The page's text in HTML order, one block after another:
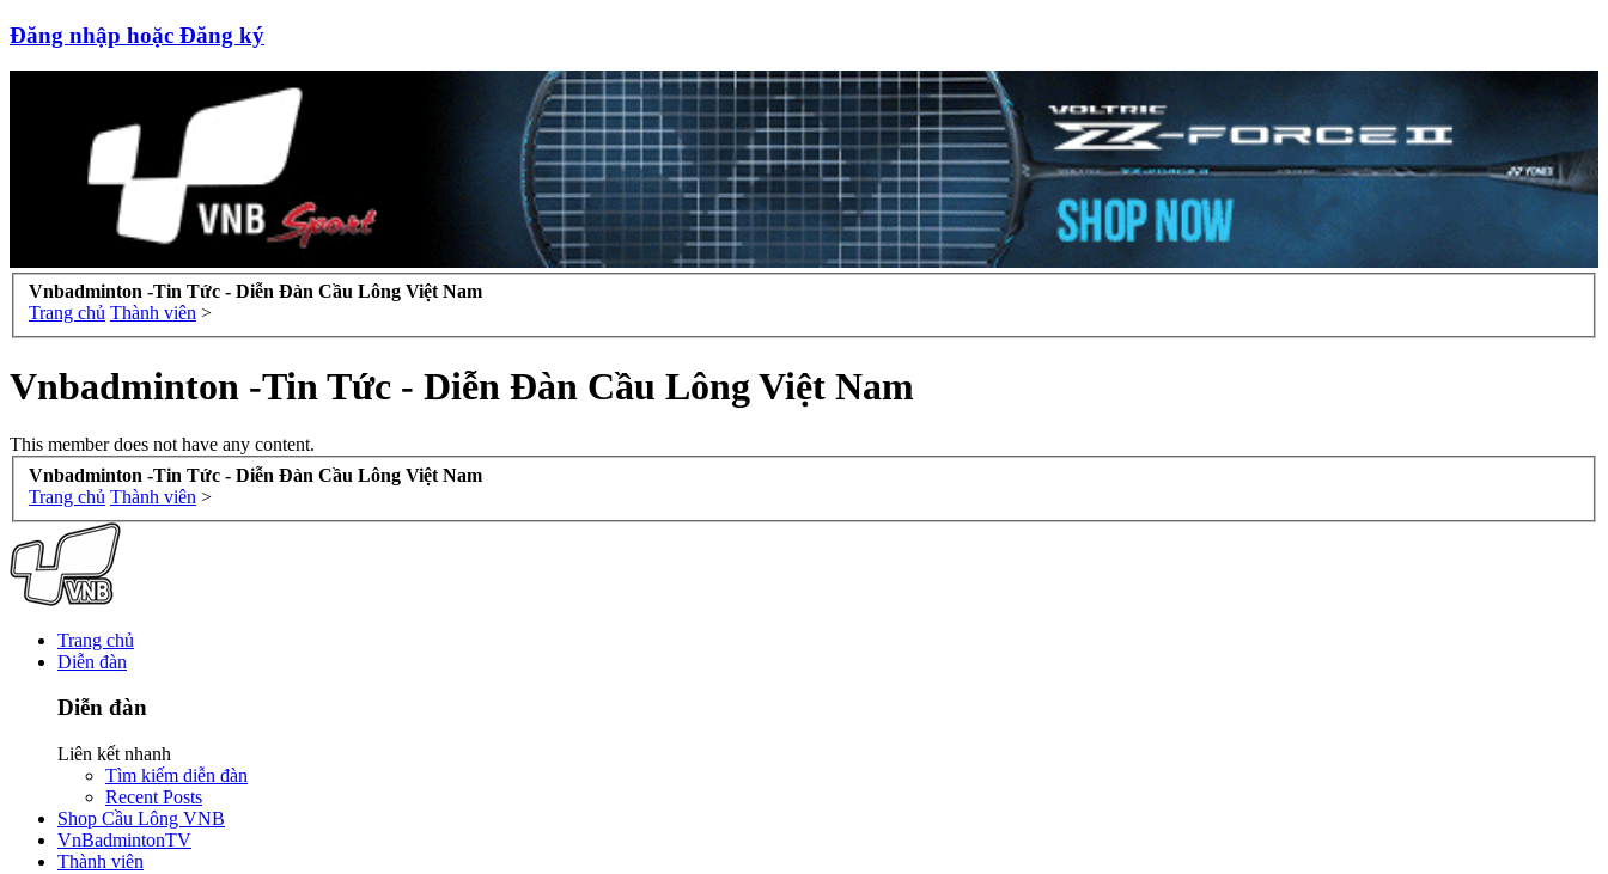
Đăng nhập hoặc Đăng ký
Vnbadminton -Tin Tức - Diễn Đàn Cầu Lông Việt Nam
Trang chủ Thành viên >
Vnbadminton -Tin Tức - Diễn Đàn Cầu Lông Việt Nam
This member does not have any content.
Vnbadminton -Tin Tức - Diễn Đàn Cầu Lông Việt Nam
Trang chủ Thành viên >
Trang chủ
Diễn đàn
Diễn đàn
Liên kết nhanh
Tìm kiếm diễn đàn
Recent Posts
Shop Cầu Lông VNB
VnBadmintonTV
Thành viên